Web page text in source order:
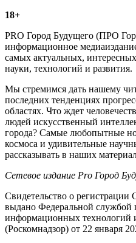
18+
PRO Город Будущего (ПРО
информационное
самых актуальных,
науки, технологий и развития.
Мы стремимся дать нашему
последних тенденциях
областях. Что ждет
людей искусственный
города? Самые любопытные
космоса и удивительные
рассказывать в наших
Сетевое издание Рrо Город
Свидетельство о
выдано Федеральной службой
информационных технологий
(Роскомнадзор) от 22 января